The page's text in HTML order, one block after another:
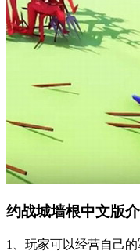
约战城墙根中文版介
1、玩家可以经营自己